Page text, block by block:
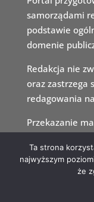
samorządami
podstawie
domenie
Redakcja nie
oraz zastrzega
redagowania
Przekazanie
Ta strona
najwyższym
że